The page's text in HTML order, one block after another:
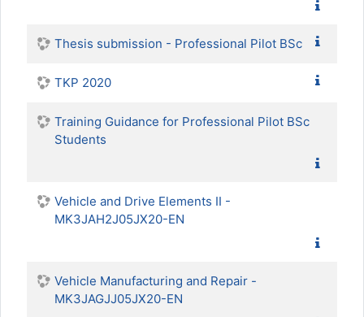
Thesis submission - Professional Pilot BSc
TKP 2020
Training Guidance for Professional Pilot BSc
Students
Vehicle and Drive Elements II -
MK3JAH2J05JX20-EN
Vehicle Manufacturing and Repair -
MK3JAGJJ05JX20-EN